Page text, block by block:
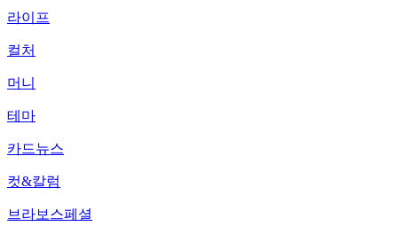
라이프
컬처
머니
테마
카드뉴스
컷&칼럼
브라보스페셜